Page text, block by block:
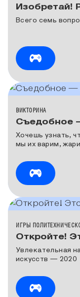
Изобретай!
Всего семь
КАТЕГОРИЯ МЕДИА
ВИКТОРИНА
Съедобное
Хочешь узнать,
мы их варим,
КАТЕГОРИЯ МЕДИА
ИГРЫ
Откройте!
Увлекательная
искусств — 2020